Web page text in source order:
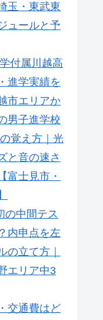
玉・東武東
ュールと予
付属川越高
進学実績を
市エリアか
男子進学校
覚え方｜光
と音の速さ
富士見市・
の中間テス
内申点を左
の立て方｜
エリア中3
交通費はど